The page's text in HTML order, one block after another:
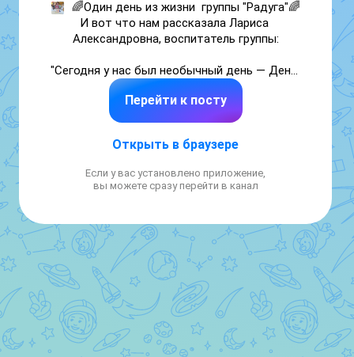
🌈Один день из жизни  группы "Радуга"🌈
И вот что нам рассказала Лариса
Александровна, воспитатель группы:
"Сегодня у нас был необычный день — День
Добрых дел. Мои малыши достали с полки
нашу любимую «Книгу добра и дружбы»,
устроились на ковре и начали
своими руками и со всей душой. 🎨
Наши ребята сделали открытки для бойцов
СВО. Мы хотим, чтобы наши защитники
знали: дома их очень ждут и верят в нашу
Победу! Пусть детская открытка станет
для них маленьким лучиком света в
непростое время.
Перейти к посту
Открыть в браузере
Если у вас установлено приложение,
вы можете сразу перейти в канал